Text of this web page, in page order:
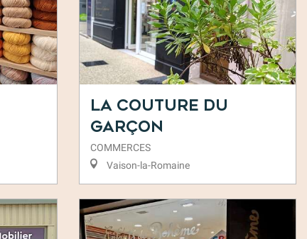
La Couture du
Garçon
COMMERCES
Vaison-la-Romaine